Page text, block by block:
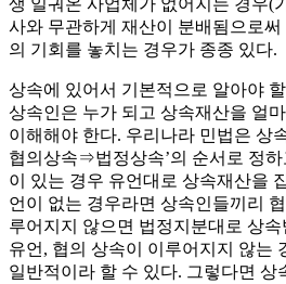
생 일궈온 사업체가 없어지는 경우(
사와 무관하게 재산이 분배됨으로
의 기회를 놓치는 경우가 종종 있다.
상속에 있어서 기본적으로 알아야
상속인은 누가 되고 상속재산을 얼
이해해야 한다. 우리나라 민법은 상
협의상속⇒법정상속’의 순서로 정
이 있는 경우 유언대로 상속재산을
언이 없는 경우라면 상속인들끼리
루어지지 않으면 법정지분대로 상
유언, 협의 상속이 이루어지지 않는
일반적이라 할 수 있다. 그렇다면 상